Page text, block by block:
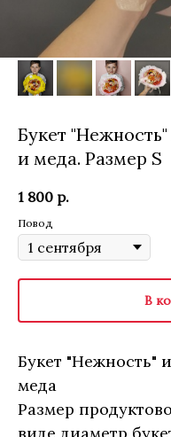
Букет
и меда. Размер S
1 800 р.
Повод
В
Букет "Нежность"
меда
Размер
виде диаметр